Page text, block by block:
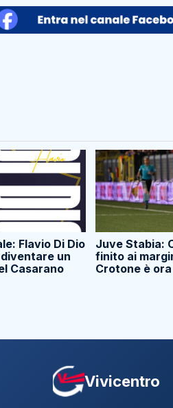
Flavio Di Dio
un
Casarano
Juve Stabia:
finito ai
Crotone è
Vivicentro